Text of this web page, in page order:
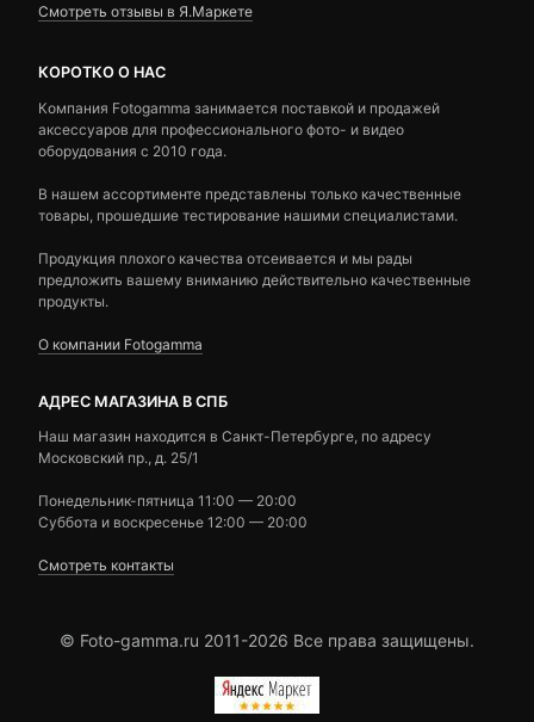
Смотреть отзывы в Я.Маркете
КОРОТКО О НАС
Компания Fotogamma занимается поставкой и продажей
аксессуаров для профессионального фото- и видео
оборудования с 2010 года.
В нашем ассортименте представлены только качественные
товары, прошедшие тестирование нашими специалистами.
Продукция плохого качества отсеивается и мы рады
предложить вашему вниманию действительно качественные
продукты.
О компании Fotogamma
АДРЕС МАГАЗИНА В СПБ
Наш магазин находится в Санкт-Петербурге, по адресу
Московский пр., д. 25/1
Понедельник-пятница 11:00 — 20:00
Суббота и воскресенье 12:00 — 20:00
Смотреть контакты
© Foto-gamma.ru 2011-2026 Все права защищены.